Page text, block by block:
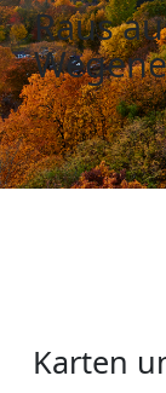
Raus
Karten